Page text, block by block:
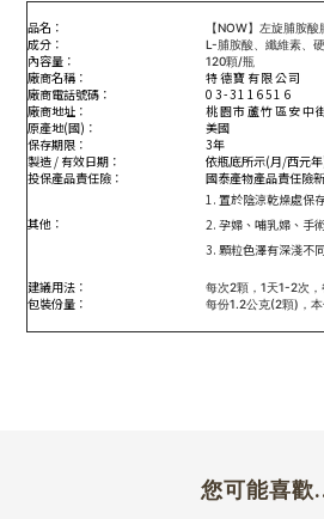
品名：
【NOW】左旋脯胺酸
成分： L-脯胺酸、纖維素、
內容量： 120顆/瓶
廠商名稱：
特德寶有限公司
廠商電話號碼：
03-3116516
廠商地址：
桃園市蘆竹區安中
原產地(國)：
美國
保存期限：
3年
製造 / 有效日期：
依瓶底所示(月/西元
投保產品責任險：
國泰產物產品責任險
其他：
1. 置於陰涼乾燥處保
2. 孕婦、哺乳婦、手
3. 顆粒色澤有深淺不
建議用法：
每次2顆，1天1-2次，
包裝份量： 每份1.2公克(2顆)，
您可能喜歡